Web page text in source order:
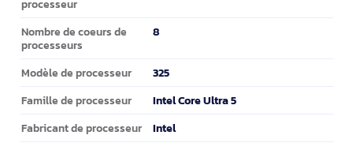
processeur
Nombre de coeurs de
processeurs
8
Modèle de processeur 325
Famille de processeur Intel Core Ultra 5
Fabricant de processeur Intel